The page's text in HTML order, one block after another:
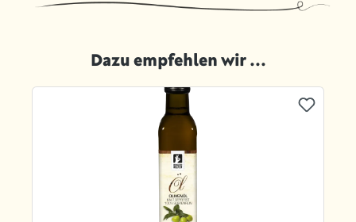
Dazu empfehlen wir ...
Produktgalerie überspringen